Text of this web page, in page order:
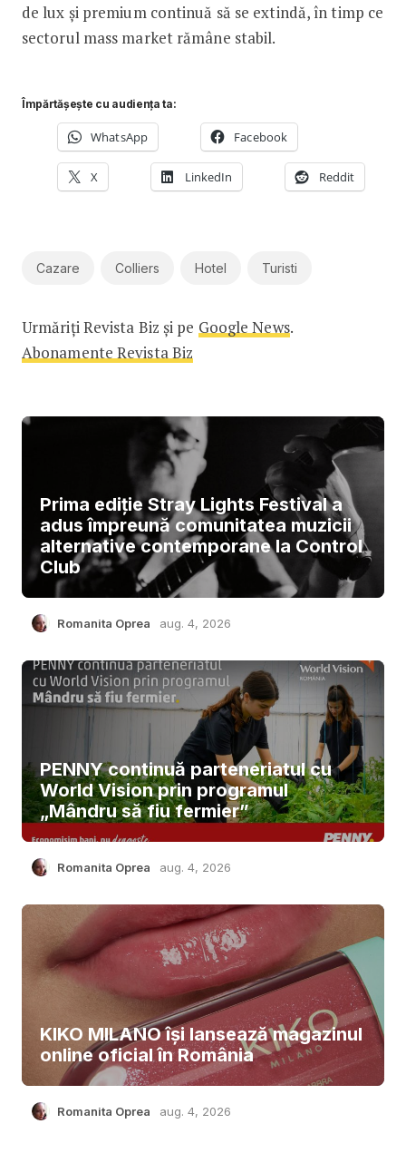
de lux și premium continuă să se extindă, în timp ce
sectorul mass market rămâne stabil.
Împărtășește cu audiența ta:
WhatsApp Facebook
X LinkedIn Reddit
Cazare Colliers Hotel Turisti
Urmăriți Revista Biz și pe Google News.
Abonamente Revista Biz
Prima ediție Stray Lights Festival a
adus împreună comunitatea muzicii
alternative contemporane la Control
Club
Romanita Oprea aug. 4, 2026
PENNY continuă parteneriatul cu
World Vision prin programul
„Mândru să fiu fermier”
Romanita Oprea aug. 4, 2026
KIKO MILANO își lansează magazinul
online oficial în România
Romanita Oprea aug. 4, 2026